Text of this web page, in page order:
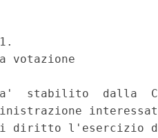
votazione
stabilito  dalla
diritto l'esercizio